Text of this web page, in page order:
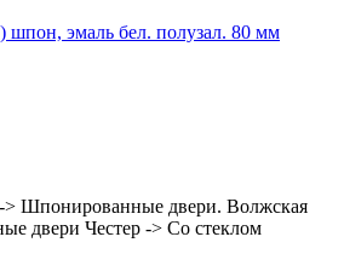
эмаль бел. полузал. 80 мм
Шпонированные двери. Волжская
двери Честер -> Со стеклом